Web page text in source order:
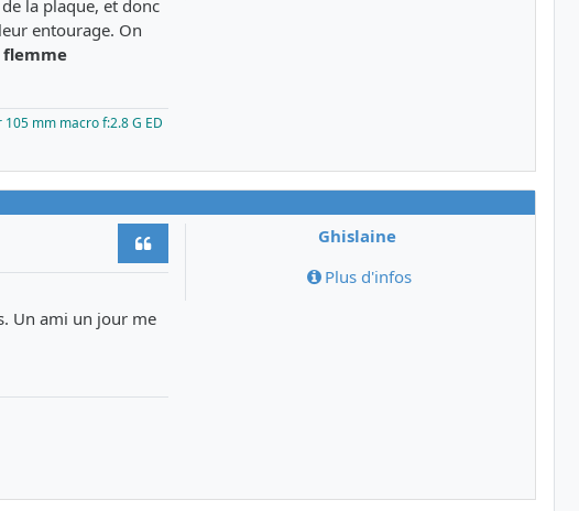
la plaque, et donc
entourage. On
105 mm macro f:2.8 G ED
Ghislaine
Plus d'infos
Un ami un jour me